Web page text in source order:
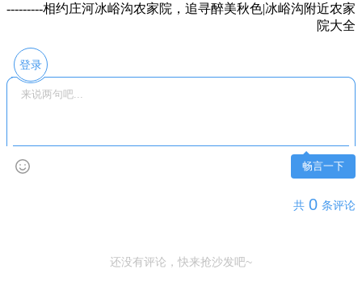
---------相约庄河冰峪沟农家院，追寻醉美秋色|冰峪沟附近农家
院大全
登录
畅言一下
共 0 条评论
还没有评论，快来抢沙发吧~